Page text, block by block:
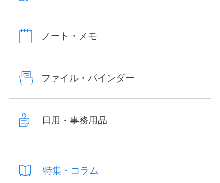
ノート・メモ
ファイル・バインダー
日用・事務用品
特集・コラム